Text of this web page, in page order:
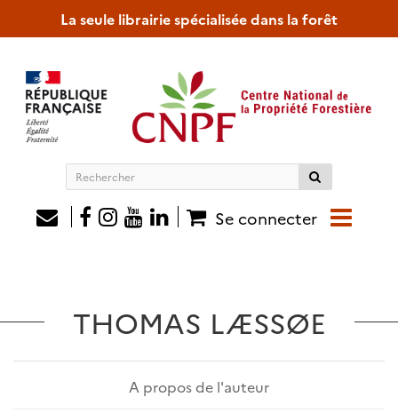
La seule librairie spécialisée dans la forêt
Rechercher
siteSe connecter
THOMAS LÆSSØE
A propos de l'auteur